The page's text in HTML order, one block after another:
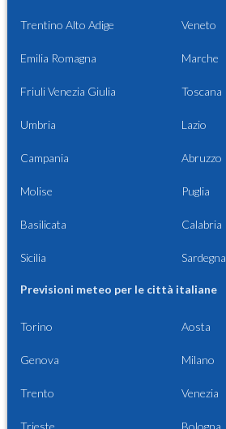
Trentino Alto Adige Veneto
Emilia Romagna Marche
Friuli Venezia Giulia Toscana
Umbria Lazio
Campania Abruzzo
Molise Puglia
Basilicata Calabria
Sicilia Sardegna
Previsioni meteo per le città italiane
Torino Aosta
Genova Milano
Trento Venezia